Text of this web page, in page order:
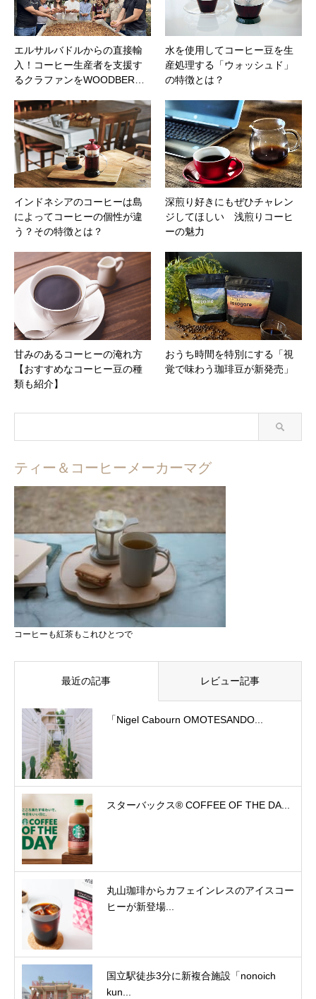
エルサルバドルからの直接輸
入！コーヒー生産者を支援す
るクラファンをWOODBER…
水を使用してコーヒー豆を生
産処理する「ウォッシュド」
の特徴とは？
インドネシアのコーヒーは島
によってコーヒーの個性が違
う？その特徴とは？
深煎り好きにもぜひチャレン
ジしてほしい 浅煎りコーヒ
ーの魅力
甘みのあるコーヒーの淹れ方
【おすすめなコーヒー豆の種
類も紹介】
おうち時間を特別にする「視
覚で味わう珈琲豆が新発売」
ティー＆コーヒーメーカーマグ
コーヒーも紅茶もこれひとつで
最近の記事 レビュー記事
「Nigel Cabourn OMOTESANDO...
スターバックス® COFFEE OF THE DA...
丸山珈琲からカフェインレスのアイスコー
ヒーが新登場...
国立駅徒歩3分に新複合施設「nonoich
kun...